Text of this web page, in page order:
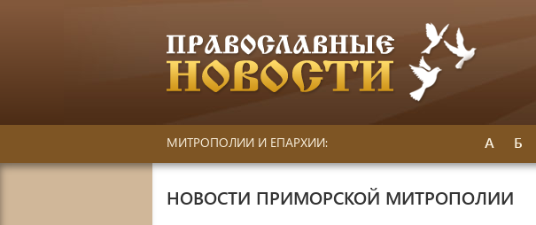
МИТРОПОЛИИ И ЕПАРХИИ: А Б
НОВОСТИ ПРИМОРСКОЙ МИТРОПОЛИИ